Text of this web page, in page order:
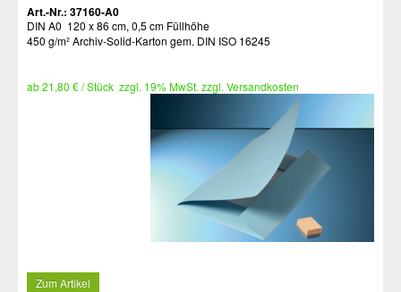
Art.-Nr.: 37160-A0
DIN A0 120 x 86 cm, 0,5 cm Füllhöhe
450 g/m² Archiv-Solid-Karton gem. DIN ISO 16245
ab 21,80 € / Stück zzgl. 19% MwSt. zzgl. Versandkosten
Zum Artikel